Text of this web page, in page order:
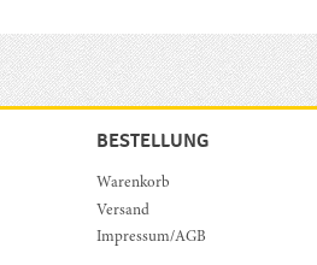
BESTELLUNG
Warenkorb
Versand
Impressum/AGB